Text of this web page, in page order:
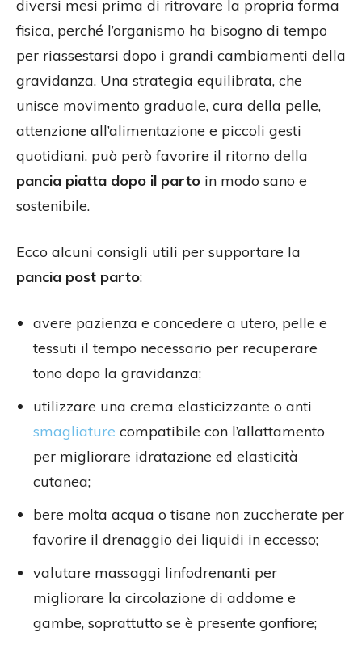
diversi mesi prima di ritrovare la propria forma
fisica, perché l’organismo ha bisogno di tempo
per riassestarsi dopo i grandi cambiamenti della
gravidanza. Una strategia equilibrata, che
unisce movimento graduale, cura della pelle,
attenzione all’alimentazione e piccoli gesti
quotidiani, può però favorire il ritorno della
pancia piatta dopo il parto in modo sano e
sostenibile.
Ecco alcuni consigli utili per supportare la
pancia post parto:
avere pazienza e concedere a utero, pelle e
tessuti il tempo necessario per recuperare
tono dopo la gravidanza;
utilizzare una crema elasticizzante o anti
smagliature compatibile con l’allattamento
per migliorare idratazione ed elasticità
cutanea;
bere molta acqua o tisane non zuccherate per
favorire il drenaggio dei liquidi in eccesso;
valutare massaggi linfodrenanti per
migliorare la circolazione di addome e
gambe, soprattutto se è presente gonfiore;